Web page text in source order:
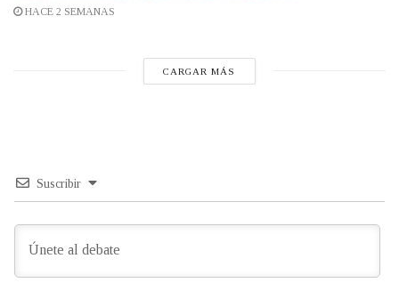
HACE 2 SEMANAS
CARGAR MÁS
Suscribir